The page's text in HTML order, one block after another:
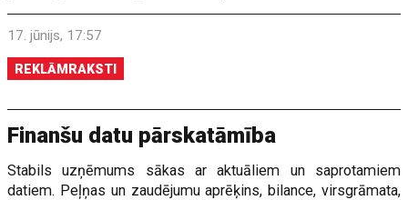
17. jūnijs, 17:57
REKLĀMRAKSTI
Finanšu datu pārskatāmība
Stabils uzņēmums sākas ar aktuāliem un saprotamiem
datiem. Peļņas un zaudējumu aprēķins, bilance, virsgrāmata,